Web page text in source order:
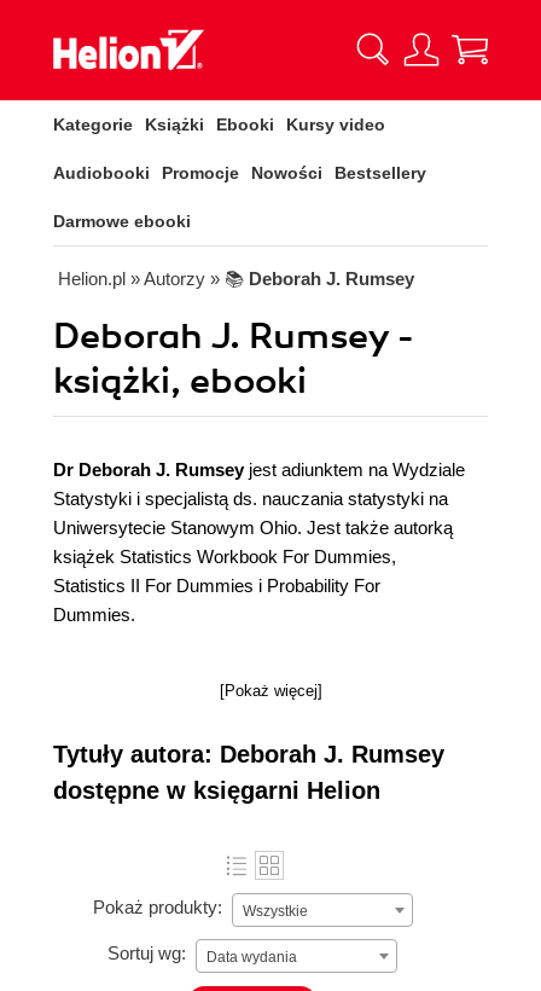
Kategorie Książki Ebooki Kursy video
Audiobooki Promocje Nowości Bestsellery
Darmowe ebooki
Helion.pl » Autorzy » 📚 Deborah J. Rumsey
Deborah J. Rumsey -
książki, ebooki
Dr Deborah J. Rumseyjest adiunktem na Wydziale
Statystyki i specjalistą ds. nauczania statystyki na
Uniwersytecie Stanowym Ohio. Jest także autorką
książek Statistics Workbook For Dummies,
Statistics II For Dummies i Probability For
Dummies.
[Pokaż więcej]
Tytuły autora: Deborah J. Rumsey
dostępne w księgarni Helion
Pokaż produkty: Wszystkie
Sortuj wg: Data wydania